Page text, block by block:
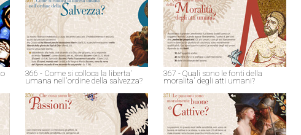
366 - Come si colloca la liberta'
umana nell'ordine della salvezza?
367 - Quali sono le fonti della
moralita' degli atti umani?